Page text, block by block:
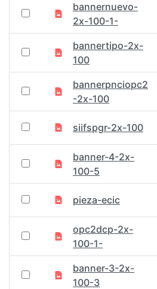
bannernuevo-
2x-100-1-
bannertipo-2x-
100
bannerpnciopc2
-2x-100
siifspgr-2x-100
banner-4-2x-
100-5
pieza-ecic
opc2dcp-2x-
100-1-
banner-3-2x-
100-3